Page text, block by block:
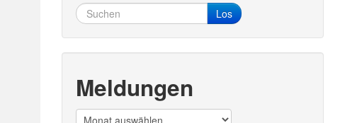
Los
Meldungen
Meldungen